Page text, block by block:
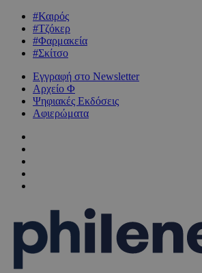
#Καιρός
#Τζόκερ
#Φαρμακεία
#Σκίτσο
Εγγραφή στο Newsletter
Αρχείο Φ
Ψηφιακές Εκδόσεις
Αφιερώματα